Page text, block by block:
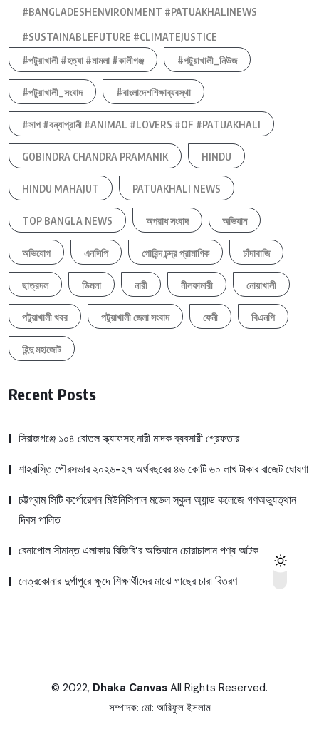
#BANGLADESHENVIRONMENT #PATUAKHALINEWS
#SUSTAINABLEFUTURE #CLIMATEJUSTICE
#পটুয়াখালী #হত্যা #মামলা #কালীগঞ্জ
#পটুয়াখালী_নিউজ
#পটুয়াখালী_সংবাদ #বাংলাদেশশিক্ষাব্যবস্থা
#সাপ #বন্যাপ্রানী #ANIMAL #LOVERS #OF #PATUAKHALI
GOBINDRA CHANDRA PRAMANIK HINDU
HINDU MAHAJUT PATUAKHALI NEWS
TOP BANGLA NEWS অপরাধ সংবাদ অভিযান
অভিযোগ এনসিপি গোবিন্দ চন্দ্র প্রামাণিক চাঁদাবাজি
ছাত্রদল ডিমলা নারী নীলফামারী নোয়াখালী
পটুয়াখালী খবর পটুয়াখালী জেলা সংবাদ ফেনী বিএনপি
হিন্দু মহাজোট
Recent Posts
সিরাজগঞ্জে ১০৪ বোতল স্ক্যাফসহ নারী মাদক ব্যবসায়ী গ্রেফতার
শাহরাস্তি পৌরসভার ২০২৬-২৭ অর্থবছরের ৪৬ কোটি ৬০ লাখ টাকার বাজেট ঘোষণা
চট্টগ্রাম সিটি কর্পোরেশন মিউনিসিপাল মডেল স্কুল অ্যান্ড কলেজে গণঅভ্যুত্থান
দিবস পালিত
বেনাপোল সীমান্ত এলাকায় বিজিবি’র অভিযানে চোরাচালান পণ্য আটক
নেত্রকোনার দুর্গাপুরে ক্ষুদে শিক্ষার্থীদের মাঝে গাছের চারা বিতরণ
© 2022, Dhaka Canvas All Rights Reserved.
সম্পাদক: মো: আরিফুল ইসলাম